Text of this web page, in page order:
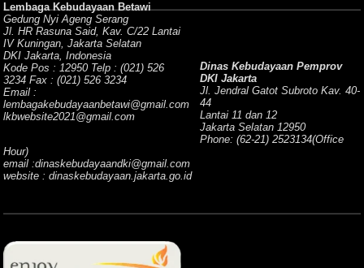
Lembaga Kebudayaan Betawi
Gedung Nyi Ageng Serang
Jl. HR Rasuna Said, Kav. C/22 Lantai
IV Kuningan, Jakarta Selatan
DKI Jakarta, Indonesia
Kode Pos : 12950 Telp : (021) 526
3234 Fax : (021) 526 3234
Email :
lembagakebudayaanbetawi@gmail.com
lkbwebsite2021@gmail.com
Dinas Kebudayaan Pemprov
DKI Jakarta
Jl. Jendral Gatot Subroto Kav. 40-
44
Lantai 11 dan 12
Jakarta Selatan 12950
Phone: (62-21) 2523134(Office
Hour)
email :dinaskebudayaandki@gmail.com
website : dinaskebudayaan.jakarta.go.id